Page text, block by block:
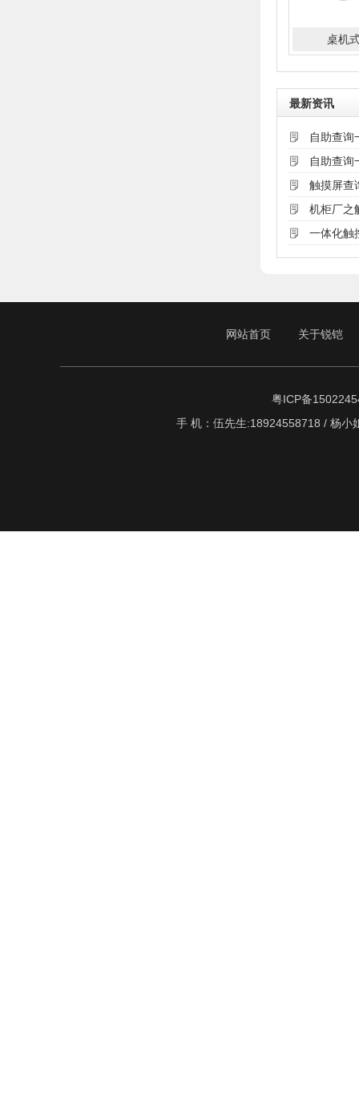
桌机
最新资讯
自助查询
自助查询
触摸屏查
机柜厂之
一体化触
网站首页 关于锐铠
粤ICP备
手 机：伍先生:18924558718 / 杨